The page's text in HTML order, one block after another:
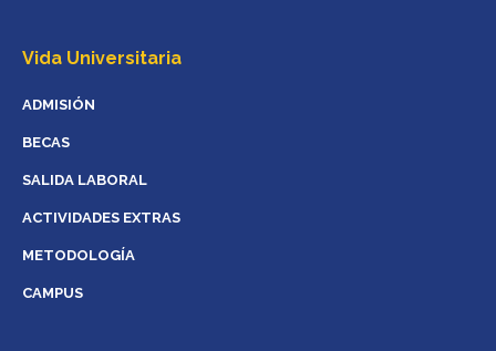
Vida Universitaria
ADMISIÓN
BECAS
SALIDA LABORAL
ACTIVIDADES EXTRAS
METODOLOGÍA
CAMPUS